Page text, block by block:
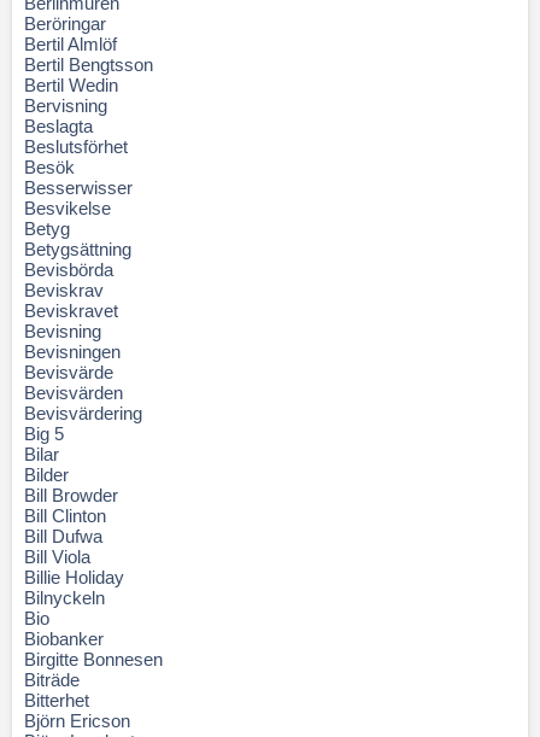
Beröringar
Bertil Almlöf
Bertil Bengtsson
Bertil Wedin
Bervisning
Beslagta
Beslutsförhet
Besök
Besserwisser
Besvikelse
Betyg
Betygsättning
Bevisbörda
Beviskrav
Beviskravet
Bevisning
Bevisningen
Bevisvärde
Bevisvärden
Bevisvärdering
Big 5
Bilar
Bilder
Bill Browder
Bill Clinton
Bill Dufwa
Bill Viola
Billie Holiday
Bilnyckeln
Bio
Biobanker
Birgitte Bonnesen
Biträde
Bitterhet
Björn Ericson